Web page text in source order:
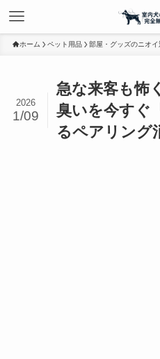
ホーム ペット用品 部屋・グッズのニオイ
急な来客も怖
臭いを今すぐ
るペアリング
2026
1/09